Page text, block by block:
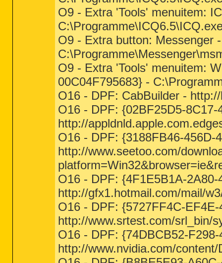
O9 - Extra 'Tools' menuitem:
O9 - Extra button: Messenger
O9 - Extra 'Tools' menuitem:
00C04F795683} -
O16 - DPF: CabBuilder -
O16 - DPF: {02BF25D5-
http://
O16 - DPF: {3188FB46-456D-
http://www.seetoo.com/
O16 - DPF: {4F1E5B1A-
http://gfx1.hotmail.com/mail/
O16 - DPF: {5727FF4C-
http://www.srtest.com/srl_bin/
O16 - DPF: {74DBCB52-
http://www.nvidia.com/